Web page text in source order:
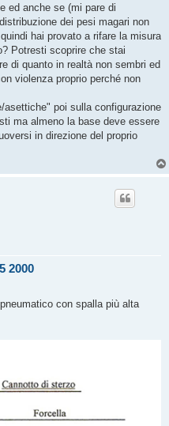
ed anche se (mi pare di
dei pesi magari non
hai provato a rifare la misura
Potresti scoprire che stai
di quanto in realtà non sembri ed
violenza proprio perché non
poi sulla configurazione
ma almeno la base deve essere
in direzione del proprio
2000
con spalla più alta